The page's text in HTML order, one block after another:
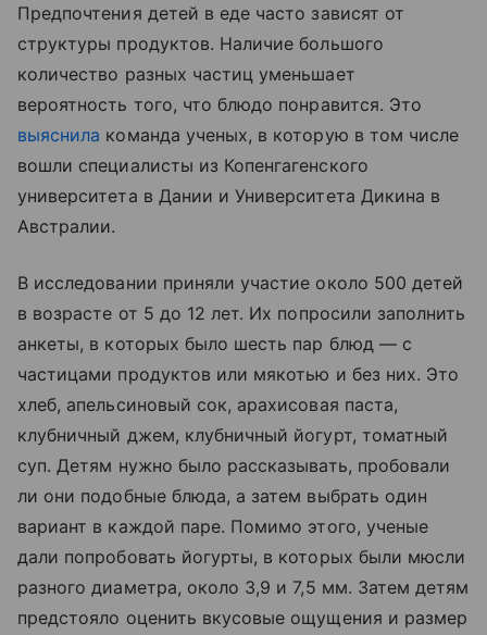
Предпочтения детей в еде часто зависят от
структуры продуктов. Наличие большого
количество разных частиц уменьшает
вероятность того, что блюдо понравится. Это
выяснила команда ученых, в которую в том числе
вошли специалисты из Копенгагенского
университета в Дании и Университета Дикина в
Австралии.
В исследовании приняли участие около 500 детей
в возрасте от 5 до 12 лет. Их попросили заполнить
анкеты, в которых было шесть пар блюд — с
частицами продуктов или мякотью и без них. Это
хлеб, апельсиновый сок, арахисовая паста,
клубничный джем, клубничный йогурт, томатный
суп. Детям нужно было рассказывать, пробовали
ли они подобные блюда, а затем выбрать один
вариант в каждой паре. Помимо этого, ученые
дали попробовать йогурты, в которых были мюсли
разного диаметра, около 3,9 и 7,5 мм. Затем детям
предстояло оценить вкусовые ощущения и размер